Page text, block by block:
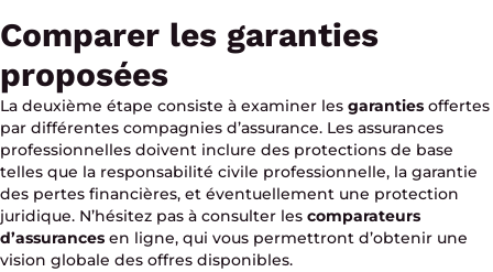
Comparer les garanties
proposées
La deuxième étape consiste à examiner les garanties offertes
par différentes compagnies d’assurance. Les assurances
professionnelles doivent inclure des protections de base
telles que la responsabilité civile professionnelle, la garantie
des pertes financières, et éventuellement une protection
juridique. N’hésitez pas à consulter les comparateurs
d’assurances en ligne, qui vous permettront d’obtenir une
vision globale des offres disponibles.